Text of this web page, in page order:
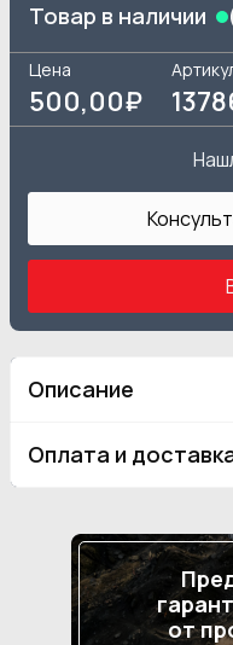
Товар в наличии
Цена
500,00₽
Описание
Оплата и
от